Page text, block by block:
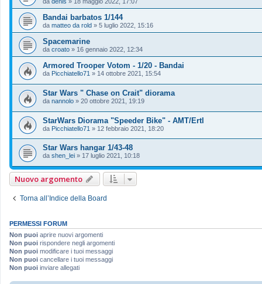
Bandai barbatos 1/144
da matteo da rold » 5 luglio 2022, 15:16
Spacemarine
da croato » 16 gennaio 2022, 12:34
Armored Trooper Votom - 1/20 - Bandai
da Picchiatello71 » 14 ottobre 2021, 15:54
Star Wars " Chase on Crait" diorama
da nannolo » 20 ottobre 2021, 19:19
StarWars Diorama "Speeder Bike" - AMT/Ertl
da Picchiatello71 » 12 febbraio 2021, 18:20
Star Wars hangar 1/43-48
da shen_lei » 17 luglio 2021, 10:18
Nuovo argomento
Torna all’Indice della Board
PERMESSI FORUM
Non puoi aprire nuovi argomenti
Non puoi rispondere negli argomenti
Non puoi modificare i tuoi messaggi
Non puoi cancellare i tuoi messaggi
Non puoi inviare allegati